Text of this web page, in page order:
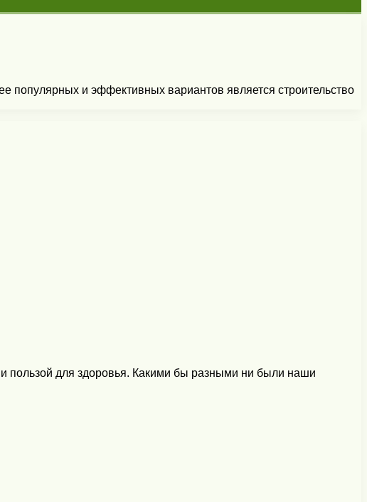
популярных и эффективных вариантов является строительство
пользой для здоровья. Какими бы разными ни были наши